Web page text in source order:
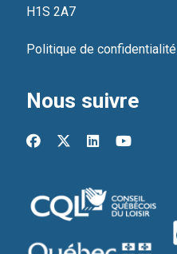
Nous suivre
facebookx-twitterlinkedinyoutube
H1S 2A7
Politique de confidentialité